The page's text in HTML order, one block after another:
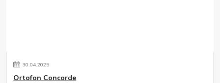
30.04.2025
Ortofon Concorde